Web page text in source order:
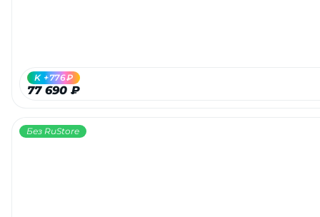
77 690 ₽
K +776₽
Без RuStore